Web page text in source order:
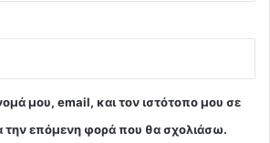
μου, email, και τον ιστότοπο μου σε
την επόμενη φορά που θα σχολιάσω.